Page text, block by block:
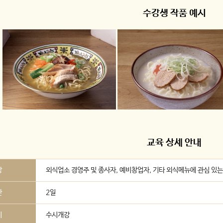
수강생 작품 예시
교육 상세 안내
외식업소 경영주 및 종사자, 예비창업자, 기타 외식메뉴에 관심 있
2일
수시개강